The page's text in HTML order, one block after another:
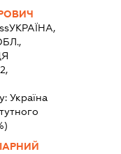
УКРАЇНА,
Україна